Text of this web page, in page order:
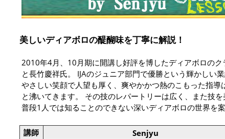
美しいディアボロの醍醐味を丁寧に解説！
2010年4月、10月期に開講し好評を博したディアボロのク
と長竹慶祥氏。 IJAのジュニア部門で優勝という輝かしい
やさしい笑顔で人望も厚く、爽やかかつ熱のこもった指
と沸いてきます。 その技のレパートリーは広く、また技
普段1人では知ることのできない深いディアボロの世界を案
講師 Senjyu